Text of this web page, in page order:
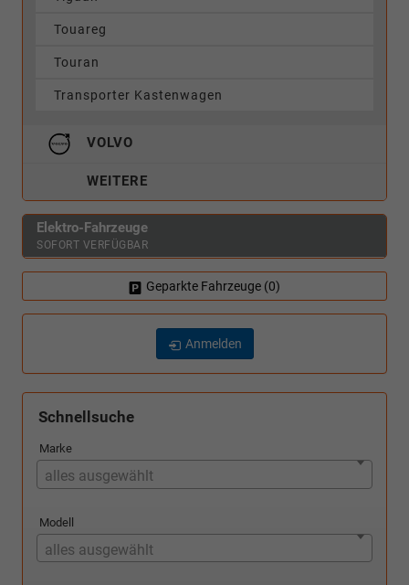
Touareg
Touran
Transporter Kastenwagen
VOLVO
WEITERE
Elektro-Fahrzeuge
SOFORT VERFÜGBAR
Geparkte Fahrzeuge (0)
Anmelden
Schnellsuche
Marke
alles ausgewählt
Modell
alles ausgewählt